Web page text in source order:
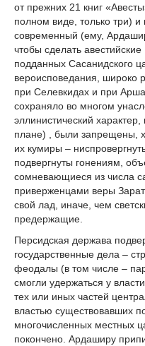
от прежних 21 книг
полном виде, только три) и
современный (ему,
чтобы сделать
подданных Сасанидского
вероисповедания, широко
при Селевкидах и при
сохраняло во многом
эллинистический
плане) , были запрещены,
их кумиры –
подвергнуты гонениям,
сомневающиеся из числа
приверженцами веры
свой лад, иначе, чем
предержащие.
Персидская держава
государственные дела –
феодалы (в том числе –
смогли удержаться у
тех или иных частей
властью существовавших
многочисленных местных
покончено. Ардаширу